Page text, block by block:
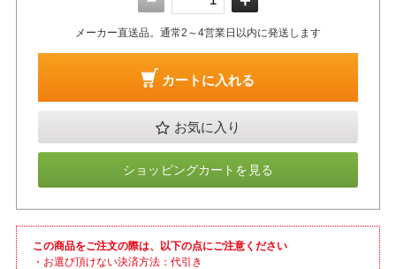
メーカー直送品。通常2～4営業日以内に発送します
カートに入れる
お気に入り
ショッピングカートを見る
この商品をご注文の際は、以下の点にご注意ください
・お選び頂けない決済方法：代引き